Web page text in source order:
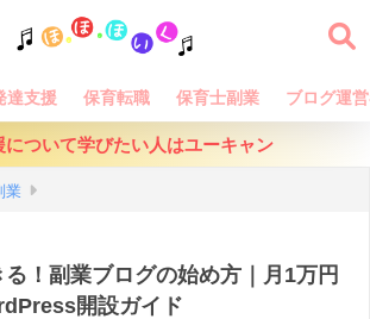
達支援 保育転職 保育士副業 ブログ運
について学びたい人はユーキャン
業
！副業ブログの始め方｜月1万円
開設ガイド